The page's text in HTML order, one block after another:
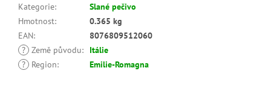
Kategorie:
Slané pečivo
Hmotnost:
0.365 kg
EAN:
8076809512060
? Země původu:
Itálie
?
Region: Emilie-Romagna